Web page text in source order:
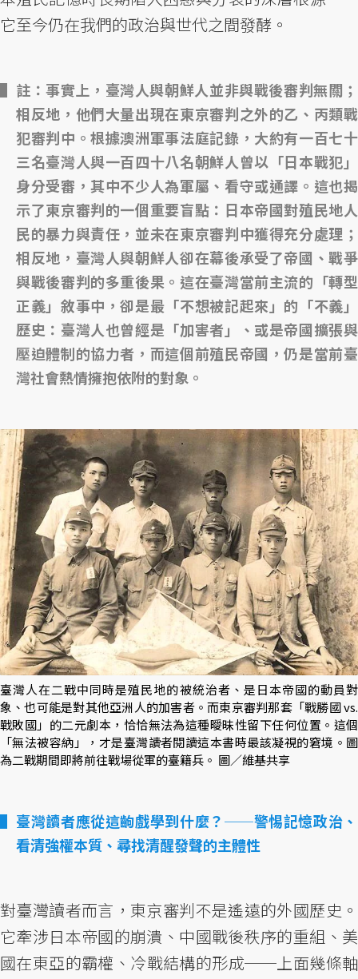
它至今仍在我們的政治與世代之間發酵。
註：事實上，臺灣人與朝鮮人並非與戰後審判無關；
相反地，他們大量出現在東京審判之外的乙、丙類戰
犯審判中。根據澳洲軍事法庭記錄，大約有一百七十
三名臺灣人與一百四十八名朝鮮人曾以「日本戰犯」
身分受審，其中不少人為軍屬、看守或通譯。這也揭
示了東京審判的一個重要盲點：日本帝國對殖民地人
民的暴力與責任，並未在東京審判中獲得充分處理；
相反地，臺灣人與朝鮮人卻在幕後承受了帝國、戰爭
與戰後審判的多重後果。這在臺灣當前主流的「轉型
正義」敘事中，卻是最「不想被記起來」的「不義」
歷史：臺灣人也曾經是「加害者」、或是帝國擴張與
壓迫體制的協力者，而這個前殖民帝國，仍是當前臺
灣社會熱情擁抱依附的對象。
臺灣人在二戰中同時是殖民地的被統治者、是日本帝國的動員對
象、也可能是對其他亞洲人的加害者。而東京審判那套「戰勝國 vs.
戰敗國」的二元劇本，恰恰無法為這種曖昧性留下任何位置。這個
「無法被容納」，才是臺灣讀者閱讀這本書時最該凝視的窘境。圖
為二戰期間即將前往戰場從軍的臺籍兵。 圖／維基共享
臺灣讀者應從這齣戲學到什麼？──警惕記憶政治、
看清強權本質、尋找清醒發聲的主體性
對臺灣讀者而言，東京審判不是遙遠的外國歷史。
它牽涉日本帝國的崩潰、中國戰後秩序的重組、美
國在東亞的霸權、冷戰結構的形成──上面幾條軸